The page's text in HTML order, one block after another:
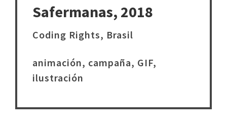
Safermanas, 2018
Coding Rights, Brasil
animación, campaña, GIF,
ilustración